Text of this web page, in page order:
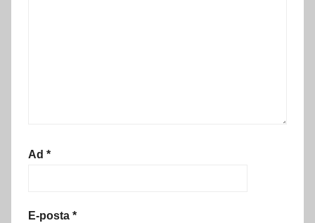
Ad *
E-posta *